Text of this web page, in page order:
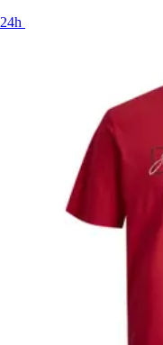
24h